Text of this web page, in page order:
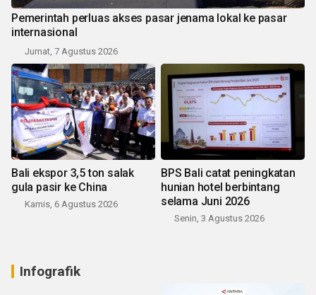
Pemerintah perluas akses pasar jenama lokal ke pasar
internasional
Jumat, 7 Agustus 2026
Bali ekspor 3,5 ton salak
gula pasir ke China
Kamis, 6 Agustus 2026
BPS Bali catat peningkatan
hunian hotel berbintang
selama Juni 2026
Senin, 3 Agustus 2026
Infografik